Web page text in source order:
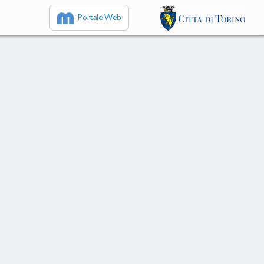
Portale Web